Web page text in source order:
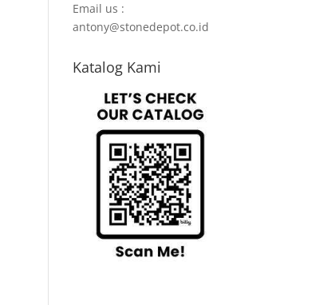
Email us :
antony@stonedepot.co.id
Katalog Kami